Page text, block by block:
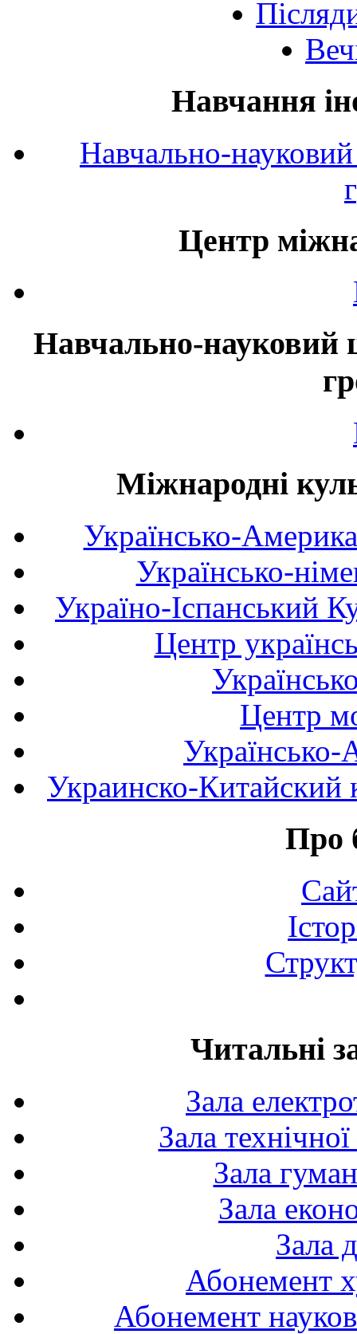
Навчання
Навчально-
Центр
Навчально-науковий
Міжнародні
Українсько-
Українсько-
Україно-Іспанський
Центр
Центр
Українсько-
Украинско-Китайский
Про
Читальні
Зала
Зала
Зала
Зала
Зала
Абонемент
Абонемент